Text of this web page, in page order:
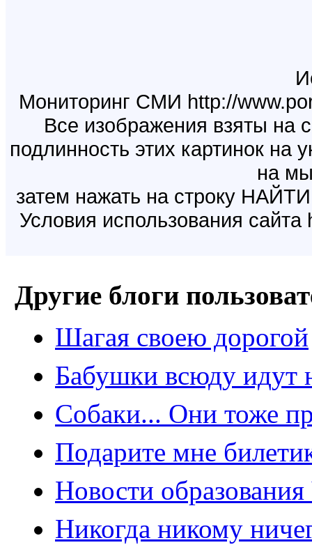
Мониторинг СМИ http://
Все изображения взяты
подлинность этих картинок на
на
затем нажать на строку
Условия использования
Другие блоги
Шагая своею дорогой
Бабушки всюду идут
Собаки... Они тоже
Подарите мне
Новости
Никогда никому